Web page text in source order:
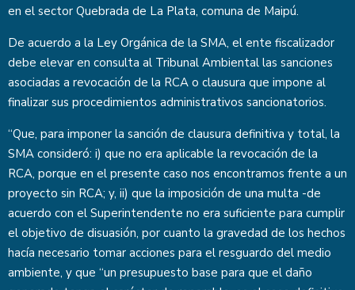
en el sector Quebrada de La Plata, comuna de Maipú.
De acuerdo a la Ley Orgánica de la SMA, el ente fiscalizador
debe elevar en consulta al Tribunal Ambiental las sanciones
asociadas a revocación de la RCA o clausura que impone al
finalizar sus procedimientos administrativos sancionatorios.
“Que, para imponer la sanción de clausura definitiva y total, la
SMA consideró: i) que no era aplicable la revocación de la
RCA, porque en el presente caso nos encontramos frente a un
proyecto sin RCA; y, ii) que la imposición de una multa -de
acuerdo con el Superintendente no era suficiente para cumplir
el objetivo de disuasión, por cuanto la gravedad de los hechos
hacía necesario tomar acciones para el resguardo del medio
ambiente, y que “un presupuesto base para que el daño